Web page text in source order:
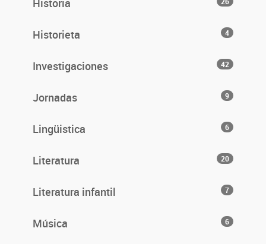
Historia
Historieta 4
Investigaciones 42
Jornadas 9
Lingüistica 6
Literatura 20
Literatura infantil 7
Música 6